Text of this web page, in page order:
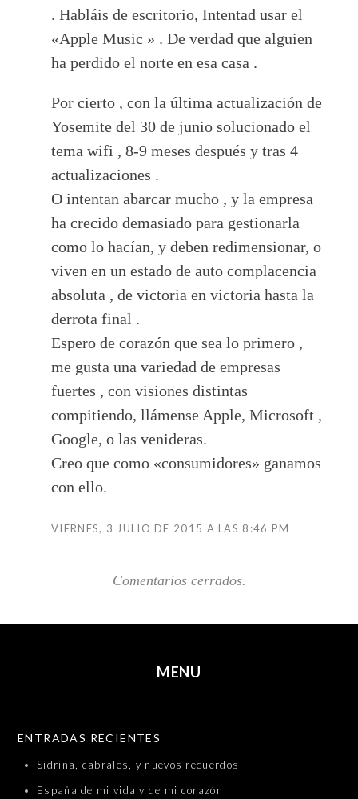
. Habláis de escritorio, Intentad usar el
«Apple Music » . De verdad que alguien
ha perdido el norte en esa casa .
Por cierto , con la última actualización de
Yosemite del 30 de junio solucionado el
tema wifi , 8-9 meses después y tras 4
actualizaciones .
O intentan abarcar mucho , y la empresa
ha crecido demasiado para gestionarla
como lo hacían, y deben redimensionar, o
viven en un estado de auto complacencia
absoluta , de victoria en victoria hasta la
derrota final .
Espero de corazón que sea lo primero ,
me gusta una variedad de empresas
fuertes , con visiones distintas
compitiendo, llámense Apple, Microsoft ,
Google, o las venideras.
Creo que como «consumidores» ganamos
con ello.
VIERNES, 3 JULIO DE 2015 A LAS 8:46 PM
Comentarios cerrados.
MENU
ENTRADAS RECIENTES
Sidrina, cabrales, y nuevos recuerdos
España de mi vida y de mi corazón